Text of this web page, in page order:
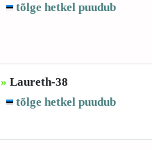
tõlge hetkel puudub
» Laureth-38
tõlge hetkel puudub